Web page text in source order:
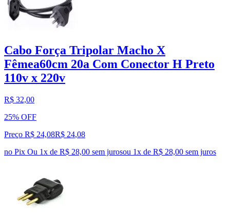
Cabo Força Tripolar Macho X
Fêmea60cm 20a Com Conector H Preto
110v x 220v
R$ 32,00
25% OFF
Preço R$ 24,08R$ 24,08
no Pix Ou 1x de R$ 28,00 sem jurosou 1x de R$ 28,00 sem juros